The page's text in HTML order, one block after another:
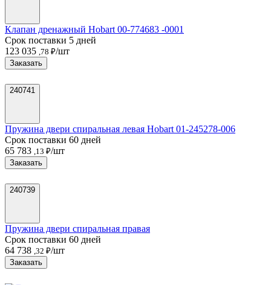
Клапан дренажный Hobart 00-774683 -0001
Срок поставки 5 дней
123 035 ,78 ₽/шт
Заказать
240741
Пружина двери спиральная левая Hobart 01-245278-006
Срок поставки 60 дней
65 783 ,13 ₽/шт
Заказать
240739
Пружина двери спиральная правая
Срок поставки 60 дней
64 738 ,32 ₽/шт
Заказать